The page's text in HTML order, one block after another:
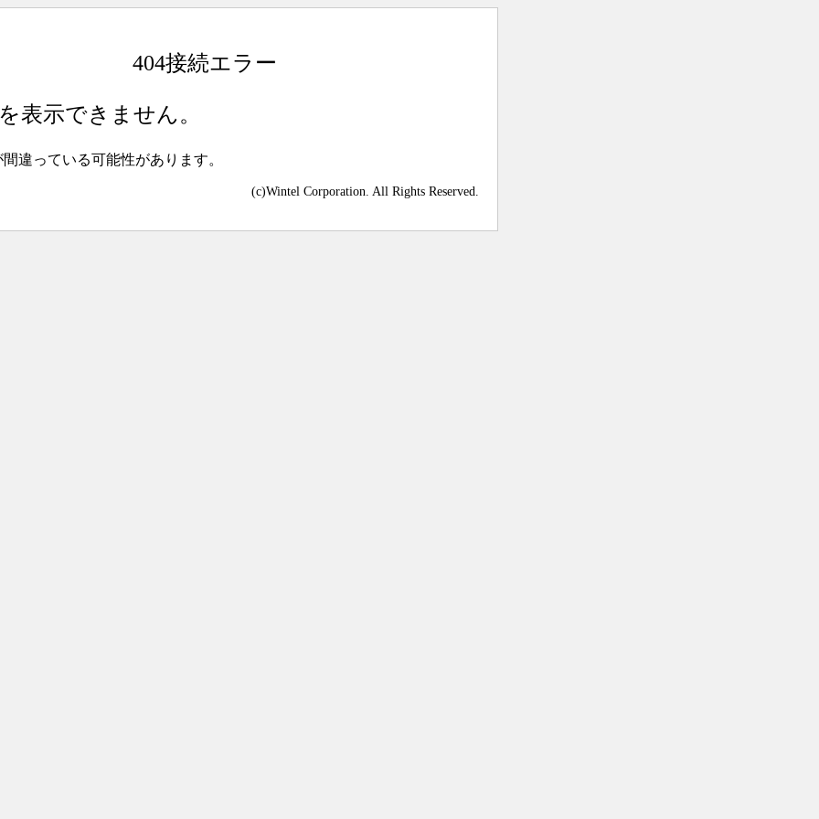
404接続エラー
表示できません。
違っている可能性があります。
(c)Wintel Corporation. All Rights Reserved.